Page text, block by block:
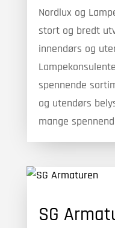
Nordlux og
stort og bredt
innendørs og
spennende
og utendørs
mange
SG